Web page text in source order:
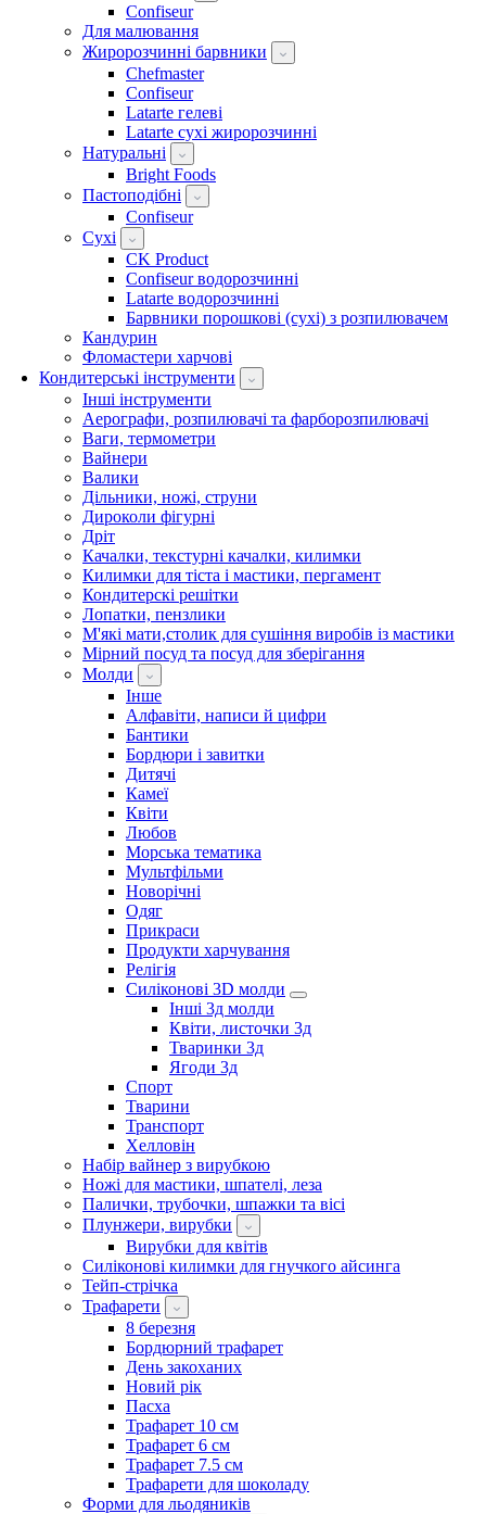
Confiseur
Для малювання
Жиророзчинні барвники
Chefmaster
Confiseur
Latarte гелеві
Latarte сухі жиророзчинні
Натуральні
Bright Foods
Пастоподібні
Confiseur
Сухі
CK Product
Confiseur водорозчинні
Latarte водорозчинні
Барвники порошкові (сухі) з розпилювачем
Кандурин
Фломастери харчові
Кондитерські інструменти
Інші інструменти
Аерографи, розпилювачі та фарборозпилювачі
Ваги, термометри
Вайнери
Валики
Дільники, ножі, струни
Дироколи фігурні
Дріт
Качалки, текстурні качалки, килимки
Килимки для тіста і мастики, пергамент
Кондитерскі решітки
Лопатки, пензлики
М'які мати,столик для сушіння виробів із мастики
Мірний посуд та посуд для зберігання
Молди
Інше
Алфавіти, написи й цифри
Бантики
Бордюри і завитки
Дитячі
Камеї
Квіти
Любов
Морська тематика
Мультфільми
Новорічні
Одяг
Прикраси
Продукти харчування
Релігія
Силіконові 3D молди
Інші 3д молди
Квіти, листочки 3д
Тваринки 3д
Ягоди 3д
Спорт
Тварини
Транспорт
Хелловін
Набір вайнер з вирубкою
Ножі для мастики, шпателі, леза
Палички, трубочки, шпажки та вісі
Плунжери, вирубки
Вирубки для квітів
Силіконові килимки для гнучкого айсинга
Тейп-стрічка
Трафарети
8 березня
Бордюрний трафарет
День закоханих
Новий рік
Пасха
Трафарет 10 см
Трафарет 6 см
Трафарет 7.5 см
Трафарети для шоколаду
Форми для льодяників